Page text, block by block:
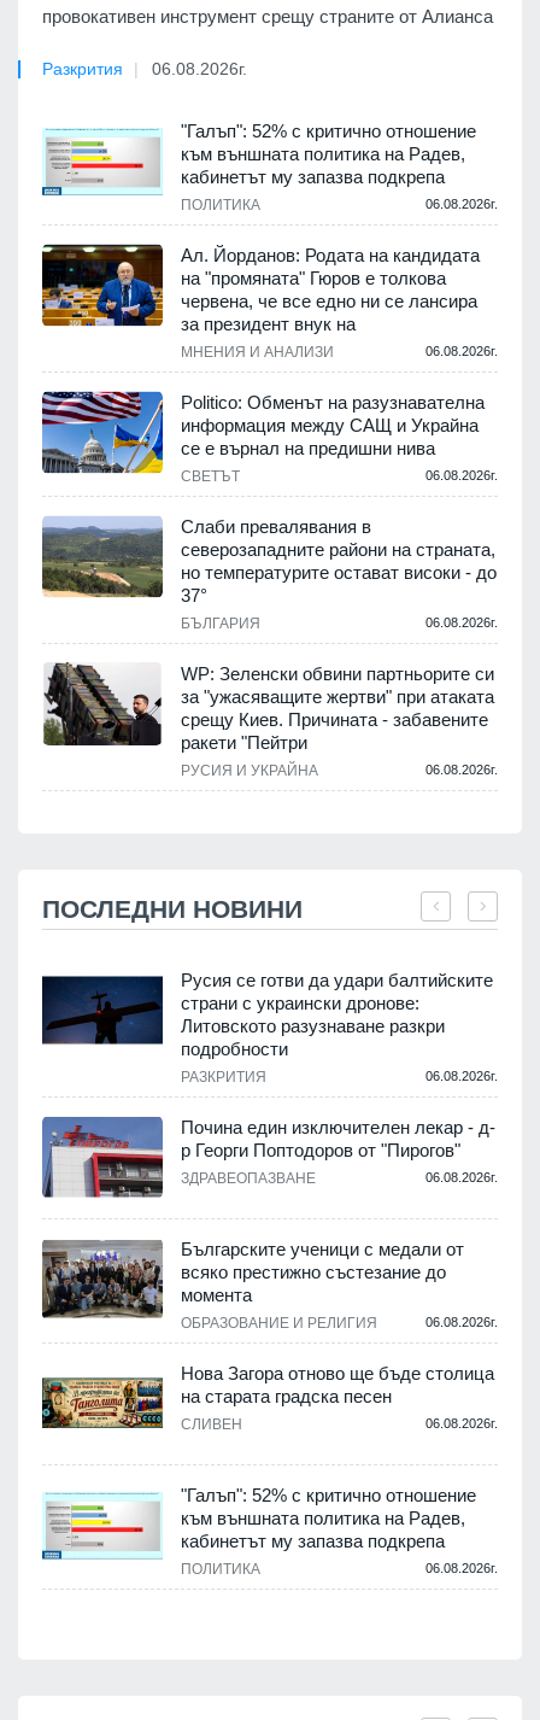
провокативен инструмент срещу страните от Алианса
Разкрития 06.08.2026г.
"Галъп": 52% с критично отношение
към външната политика на Радев,
кабинетът му запазва подкрепа
ПОЛИТИКА 06.08.2026г.
Ал. Йорданов: Родата на кандидата
на "промяната" Гюров е толкова
червена, че все едно ни се лансира
за президент внук на
МНЕНИЯ И АНАЛИЗИ 06.08.2026г.
Politico: Обменът на разузнавателна
информация между САЩ и Украйна
се е върнал на предишни нива
СВЕТЪТ 06.08.2026г.
Слаби превалявания в
северозападните райони на страната,
но температурите остават високи - до
37°
БЪЛГАРИЯ 06.08.2026г.
WP: Зеленски обвини партньорите си
за "ужасяващите жертви" при атаката
срещу Киев. Причината - забавените
ракети "Пейтри
РУСИЯ И УКРАЙНА 06.08.2026г.
ПОСЛЕДНИ НОВИНИ
Русия се готви да удари балтийските
страни с украински дронове:
Литовското разузнаване разкри
подробности
РАЗКРИТИЯ 06.08.2026г.
Почина един изключителен лекар - д-
р Георги Поптодоров от "Пирогов"
ЗДРАВЕОПАЗВАНЕ 06.08.2026г.
Българските ученици с медали от
всяко престижно състезание до
момента
ОБРАЗОВАНИЕ И РЕЛИГИЯ 06.08.2026г.
Нова Загора отново ще бъде столица
на старата градска песен
СЛИВЕН 06.08.2026г.
"Галъп": 52% с критично отношение
към външната политика на Радев,
кабинетът му запазва подкрепа
ПОЛИТИКА 06.08.2026г.